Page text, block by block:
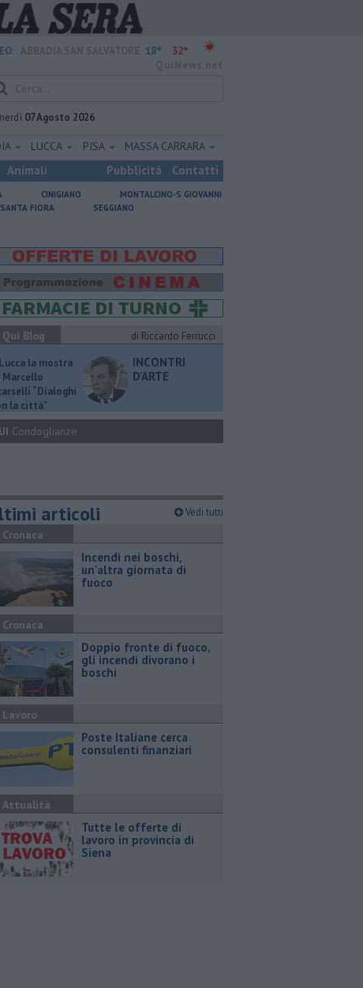
18° 32°
07 Agosto 2026
LUCCA PISA MASSA CARRARA
Animali Pubblicità Contatti
CINIGIANO
MONTALCINO-S.GIOVANNI
SANTA FIORA
SEGGIANO
Qui Blog
di Riccardo Ferrucci
la mostra
Marcello
“Dialoghi
la città"
INCONTRI
D'ARTE
Condoglianze
articoli Vedi tutti
Cronaca
Incendi nei boschi,
un'altra giornata di
fuoco
Cronaca
Doppio fronte di fuoco,
gli incendi divorano i
boschi
Lavoro
Poste Italiane cerca
consulenti finanziari
Attualità
​Tutte le offerte di
lavoro in provincia di
Siena